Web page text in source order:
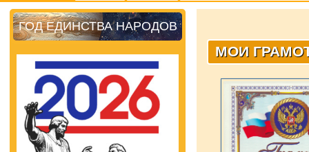
ГОД ЕДИНСТВА НАРОДОВ
МОИ